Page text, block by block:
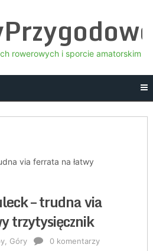
rowerowych i sporcie amatorskim
via ferrata na łatwy
– trudna via
trzytysięcznik
, Góry 0 komentarzy